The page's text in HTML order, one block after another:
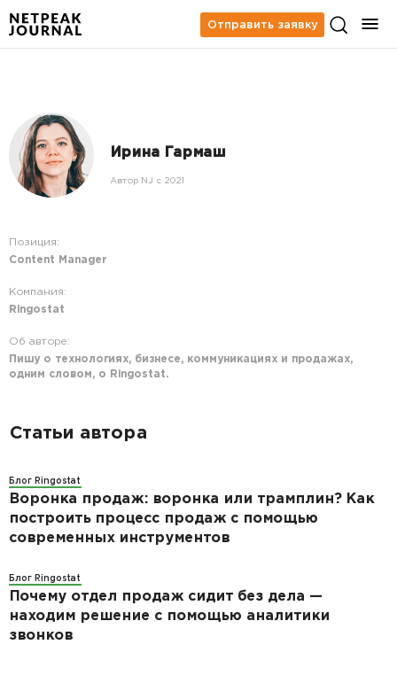
Отправить заявку
Ирина Гармаш
Автор NJ c 2021
Позиция:
Content Manager
Компания:
Ringostat
Об авторе:
Пишу о технологиях, бизнесе, коммуникациях и продажах,
одним словом, о Ringostat.
Статьи автора
Блог Ringostat
Воронка продаж: воронка или трамплин? Как
построить процесс продаж с помощью
современных инструментов
Блог Ringostat
Почему отдел продаж сидит без дела —
находим решение с помощью аналитики
звонков